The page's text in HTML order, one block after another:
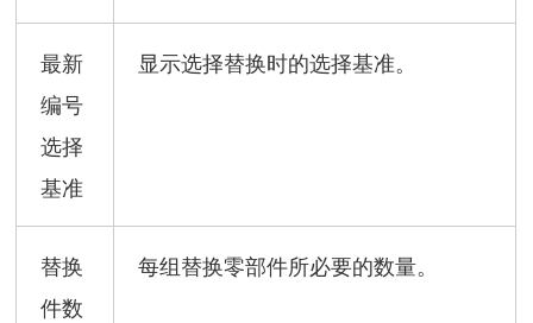
最新
编号
选择
基准
显示选择替换时的选择基准。
替换
件数
每组替换零部件所必要的数量。